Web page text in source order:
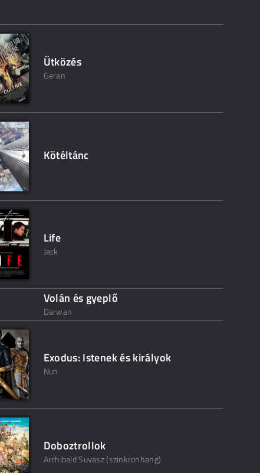
Ütközés
Geran
Kötéltánc
Life
Jack
Volán és gyeplő
Darwan
Exodus: Istenek és királyok
Nun
Doboztrollok
Archibald Suvasz (szinkronhang)